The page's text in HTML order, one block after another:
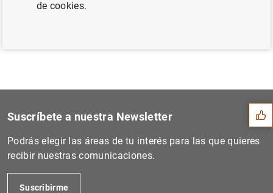
Anterior
Sugerencias
Suscríbete a nuestra Newsletter
Podrás elegir las áreas de tu interés para las que quieres
recibir nuestras comunicaciones.
Suscribirme
de cookies.